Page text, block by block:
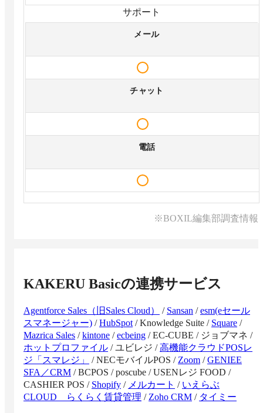
サポート
メール
チャット
電話
※BOXIL編集部調査情報
KAKERU Basicの連携サービス
Agentforce Sales（旧Sales Cloud） / Sansan /esm(eセール
スマネージャー) /HubSpot /Knowledge Suite / Square /
Mazrica Sales /kintone /ecbeing /EC-CUBE / ジョブマネ /
ホットプロファイル /ユビレジ /高機能クラウドPOSレ
ジ「スマレジ」
/NECモバイルPOS / Zoom /GENIEE
SFA／CRM /BCPOS /poscube /USENレジ FOOD /
CASHIER POS / Shopify / メルカート / いえらぶ
CLOUD らくらく賃貸管理 / Zoho CRM / タイミー